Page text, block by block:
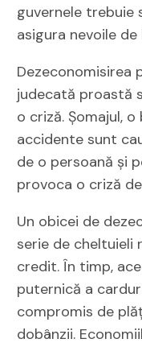
guvernele
asigura nevoile de
Dezeconomisirea
judecată proastă
o criză. Șomajul,
accidente sunt
de o persoană și
provoca o criză
Un obicei de
serie de cheltuieli
credit. În timp,
puternică a
compromis de
dobânzii.